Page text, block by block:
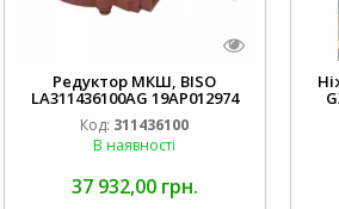
Редуктор МКШ, BISO
LA311436100AG 19AP012974
Laverda EMNIYET
Код: 311436100
В наявності
37 932,00 грн.